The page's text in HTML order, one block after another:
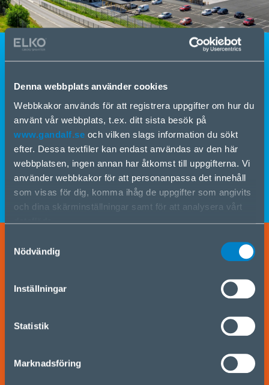
Denna webbplats använder cookies
Webbkakor används för att registrera uppgifter om hur du
använt vår webbplats, t.ex. ditt sista besök på
www.gandalf.se och vilken slags information du sökt
efter. Dessa textfiler kan endast användas av den här
webbplatsen, ingen annan har åtkomst till uppgifterna. Vi
använder webbkakor för att personanpassa det innehåll
som visas för dig, komma ihåg de uppgifter som angivits
och dina skärminställningar samt för att analysera vårt
dataflöde.
med våra partner för sociala medier, reklam och analys.
Om du samtycker till detta klickar du på ”Godkänn alla
användningen av kakor klickar du på ”Hantera/Avvisa”.
Nödvändig
Inställningar
Statistik
Marknadsföring
Environmental, Social and
Governance Report 2024
2024 will be remembered as a historic year for the
Governance Report 2023